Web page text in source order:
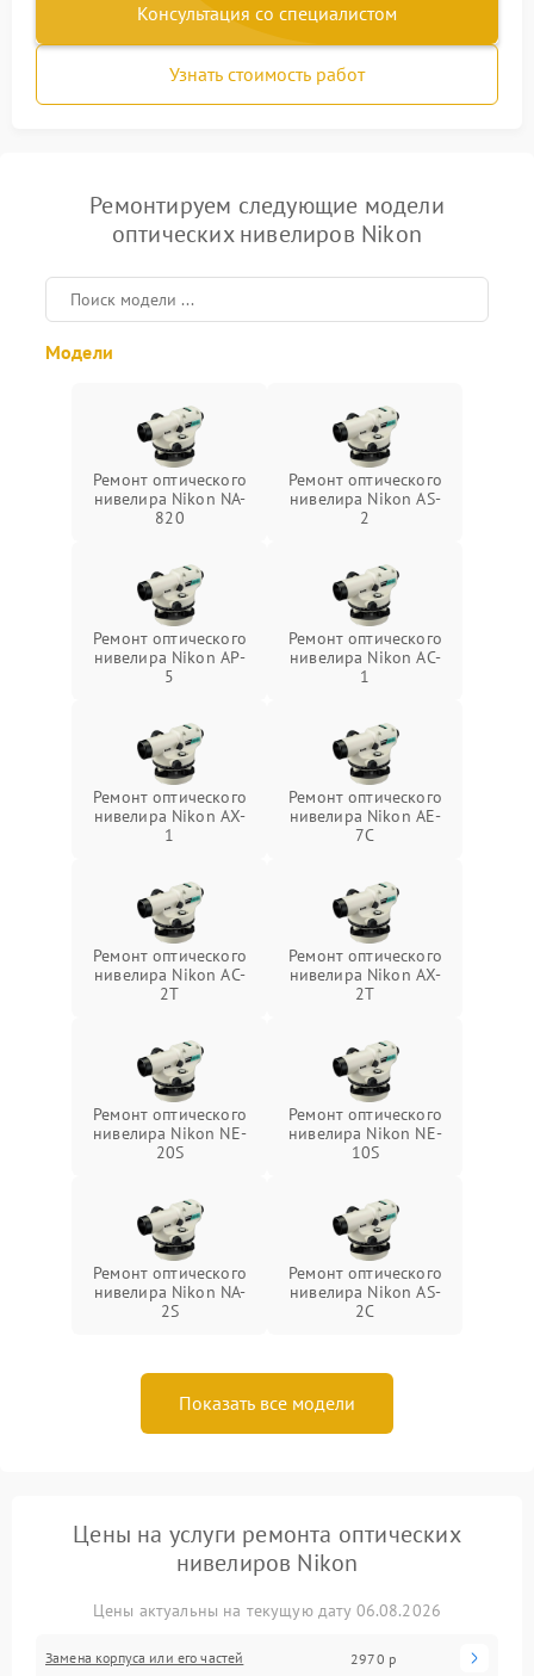
Консультация со специалистом
Узнать стоимость работ
Ремонтируем следующие модели
оптических нивелиров Nikon
Модели
Ремонт оптического
нивелира Nikon NA-
820
Ремонт оптического
нивелира Nikon AS-
2
Ремонт оптического
нивелира Nikon AP-
5
Ремонт оптического
нивелира Nikon AC-
1
Ремонт оптического
нивелира Nikon AX-
1
Ремонт оптического
нивелира Nikon AE-
7C
Ремонт оптического
нивелира Nikon AC-
2T
Ремонт оптического
нивелира Nikon AX-
2T
Ремонт оптического
нивелира Nikon NE-
20S
Ремонт оптического
нивелира Nikon NE-
10S
Ремонт оптического
нивелира Nikon NA-
2S
Ремонт оптического
нивелира Nikon AS-
2C
Показать все модели
Цены на услуги ремонта оптических
нивелиров Nikon
Цены актуальны на текущую дату 06.08.2026
Замена корпуса или его частей 2970 р